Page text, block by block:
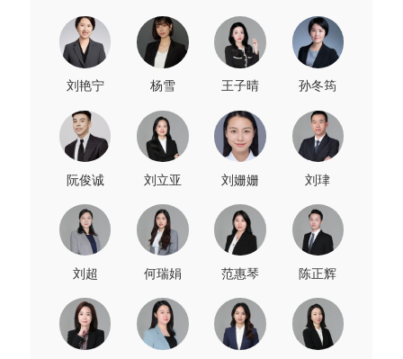
刘艳宁 杨雪 王子晴 孙冬筠
阮俊诚 刘立亚 刘姗姗 刘珒
刘超 何瑞娟 范惠琴 陈正辉